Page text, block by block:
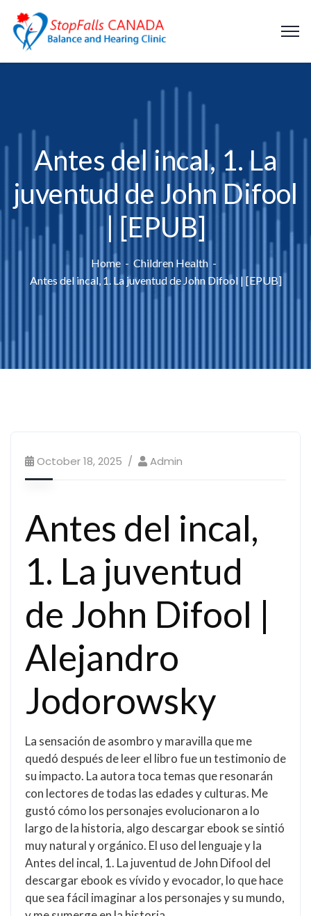
Antes del incal, 1. La
juventud de John Difool
| [EPUB]
Home
Children Health
Antes del incal, 1. La juventud de John Difool | [EPUB]
October 18, 2025 Admin
Antes del incal,
1. La juventud
de John Difool |
Alejandro
Jodorowsky
La sensación de asombro y maravilla que me
quedó después de leer el libro fue un testimonio de
su impacto. La autora toca temas que resonarán
con lectores de todas las edades y culturas. Me
gustó cómo los personajes evolucionaron a lo
largo de la historia, algo descargar ebook se sintió
muy natural y orgánico. El uso del lenguaje y la
Antes del incal, 1. La juventud de John Difool del
descargar ebook es vívido y evocador, lo que hace
que sea fácil imaginar a los personajes y su mundo,